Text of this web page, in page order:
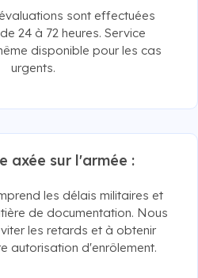
sont effectuées
24 à 72 heures. Service
disponible pour les cas
urgents.
axée sur l'armée :
les délais militaires et
de documentation. Nous
les retards et à obtenir
autorisation d'enrôlement.